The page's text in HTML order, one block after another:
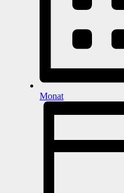
Monat